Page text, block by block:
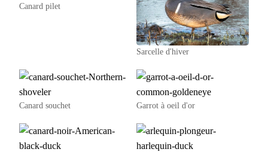
Canard pilet
Sarcelle d'hiver
Canard souchet Garrot à oeil d'or